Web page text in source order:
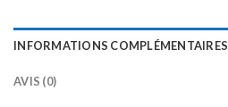
INFORMATIONS COMPLÉMENTAIRES
AVIS (0)